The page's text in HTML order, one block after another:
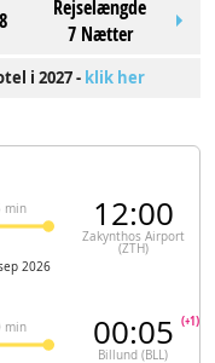
Rejselængde
7 Nætter
i 2027 - klik her
min 12:00
Zakynthos Airport
(ZTH)
2026
min 00:05
Billund (BLL)
(+1)